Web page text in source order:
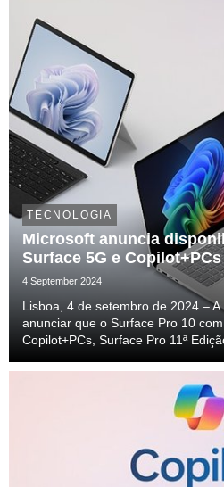
TECNOLOGIA
Microsoft anuncia
Surface 5G e
4 September 2024
Lisboa, 4 de setembro de 2024 –
anunciar que o Surface Pro 10
Copilot+PCs, Surface Pro 11ª
já no final de setembro